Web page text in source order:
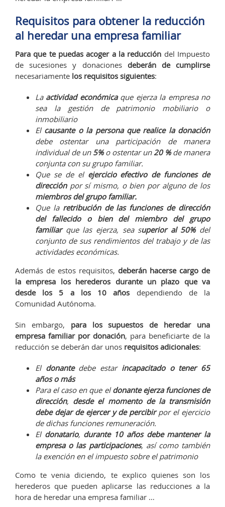
Requisitos para obtener la reducción
al heredar una empresa familiar
Para que te puedas acoger a la reducción del Impuesto
de sucesiones y donaciones deberán de cumplirse
necesariamente los requisitos siguientes:
La actividad económicaque ejerza la empresa no
sea la gestión de patrimonio mobiliario o
inmobiliario
El causante o la persona que realice la donación
debe ostentar una participación de manera
individual de un5%o ostentar un 20 %de manera
conjunta con su grupo familiar.
Que se de el ejercicio efectivo de funciones de
direcciónpor sí mismo, o bien por alguno de los
miembros del grupo familiar.
Que laretribución de las funciones de dirección
del fallecido o bien del miembro del grupo
familiarque las ejerza, sea superior al 50%del
conjunto de sus rendimientos del trabajo y de las
actividades económicas.
Además de estos requisitos, deberán hacerse cargo de
la empresa los herederos durante un plazo que va
desde los 5 a los 10 años dependiendo de la
Comunidad Autónoma.
Sin embargo, para los supuestos de heredar una
empresa familiar por donación, para beneficiarte de la
reducción se deberán dar unos requisitos adicionales:
El donantedebe estar incapacitado o tener 65
años o más
Para el caso en que eldonante ejerza funciones de
dirección, desde el momento de la transmisión
debe dejar de ejercer y de percibirpor el ejercicio
de dichas funciones remuneración.
El donatario, durante 10 años debe mantener la
empresa o las participaciones, así como también
la exención en el impuesto sobre el patrimonio
Como te venia diciendo, te explico quienes son los
herederos que pueden aplicarse las reducciones a la
hora de heredar una empresa familiar …